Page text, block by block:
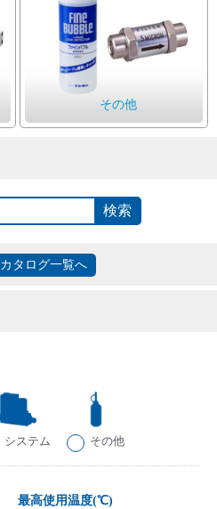
その他
検索
カタログ一覧へ
システム その他
最高使用温度(℃)